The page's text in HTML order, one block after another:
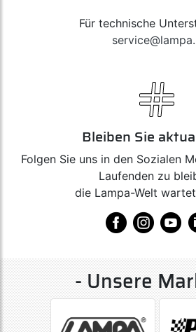
Für technische
Bleiben Sie
Folgen Sie uns in den Sozialen
Laufenden zu
die Lampa-Welt
- Unsere